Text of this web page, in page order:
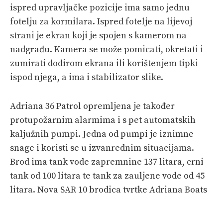
ispred upravljačke pozicije ima samo jednu
fotelju za kormilara. Ispred fotelje na lijevoj
strani je ekran koji je spojen s kamerom na
nadgrađu. Kamera se može pomicati, okretati i
zumirati dodirom ekrana ili korištenjem tipki
ispod njega, a ima i stabilizator slike.
Adriana 36 Patrol opremljena je također
protupožarnim alarmima i s pet automatskih
kaljužnih pumpi. Jedna od pumpi je iznimne
snage i koristi se u izvanrednim situacijama.
Brod ima tank vode zapremnine 137 litara, crni
tank od 100 litara te tank za zauljene vode od 45
litara. Nova SAR 10 brodica tvrtke Adriana Boats